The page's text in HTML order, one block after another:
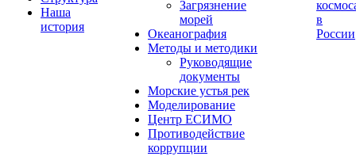
Наша
история
Загрязнение
морей
Океанография
Методы и методики
Руководящие
документы
Морские устья рек
Моделирование
Центр ЕСИМО
Противодействие
коррупции
в
России